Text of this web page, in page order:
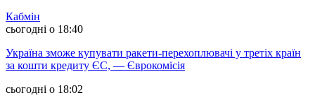
Кабмін
сьогодні о 18:40
Україна зможе купувати ракети-перехоплювачі у третіх країн
за кошти кредиту ЄС, — Єврокомісія
сьогодні о 18:02